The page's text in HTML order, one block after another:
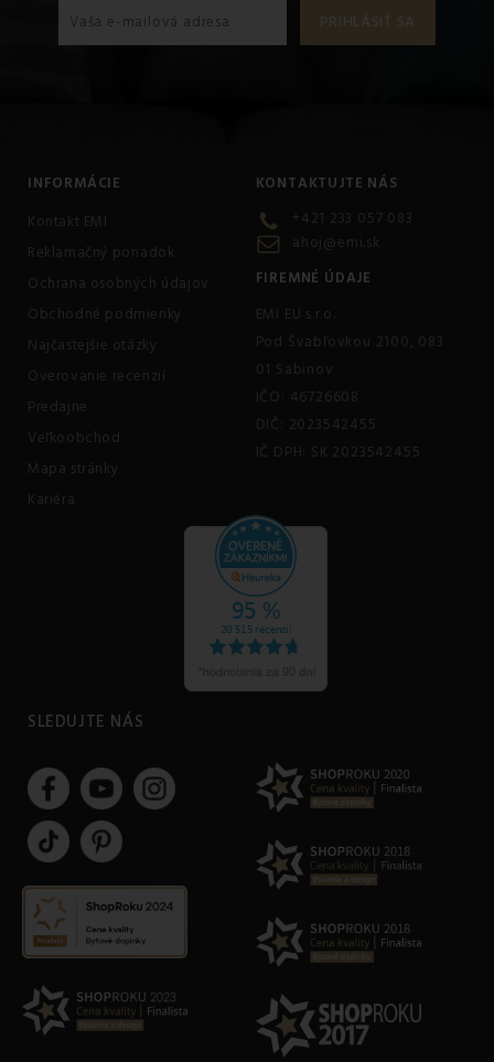
INFORMÁCIE
Kontakt EMI
Reklamačný poriadok
Ochrana osobných údajov
Obchodné podmienky
Najčastejšie otázky
Overovanie recenzií
Predajne
Veľkoobchod
Mapa stránky
Kariéra
KONTAKTUJTE NÁS
+421 233 057 083
ahoj@emi.sk
FIREMNÉ ÚDAJE
EMI EU s.r.o.
Pod Švabľovkou 2100, 083
01 Sabinov
IČO: 46726608
DIČ: 2023542455
IČ DPH: SK 2023542455
SLEDUJTE NÁS